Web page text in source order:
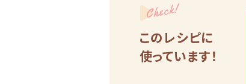
Check!
このレシピに
使っています！